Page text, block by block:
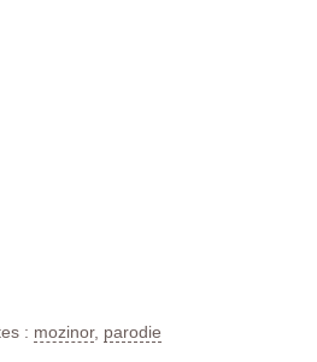
: mozinor, parodie